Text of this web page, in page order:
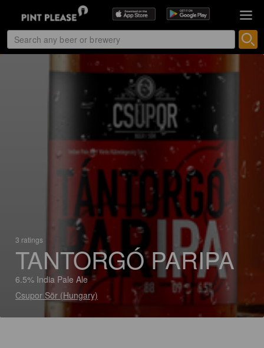
3 ratings
TANTORGÓ PARIPA
6.5% India Pale Ale
Csupor Sör (Hungary)